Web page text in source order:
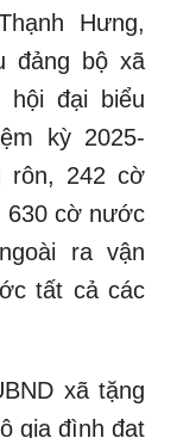
Hưng,
đảng bộ xã
đại biểu
kỳ 2025-
rôn, 242 cờ
630 cờ nước
ra vận
tất cả các
xã tặng
gia đình đạt